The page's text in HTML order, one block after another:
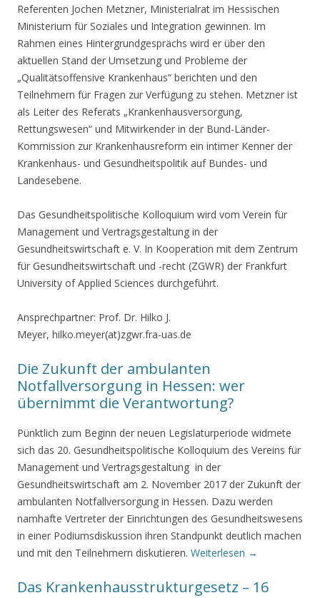
Referenten Jochen Metzner, Ministerialrat im Hessischen
Ministerium für Soziales und Integration gewinnen. Im
Rahmen eines Hintergrundgesprächs wird er über den
aktuellen Stand der Umsetzung und Probleme der
„Qualitätsoffensive Krankenhaus“ berichten und den
Teilnehmern für Fragen zur Verfügung zu stehen. Metzner ist
als Leiter des Referats „Krankenhausversorgung,
Rettungswesen“ und Mitwirkender in der Bund-Länder-
Kommission zur Krankenhausreform ein intimer Kenner der
Krankenhaus- und Gesundheitspolitik auf Bundes- und
Landesebene.
Das Gesundheitspolitische Kolloquium wird vom Verein für
Management und Vertragsgestaltung in der
Gesundheitswirtschaft e. V. In Kooperation mit dem Zentrum
für Gesundheitswirtschaft und -recht (ZGWR) der Frankfurt
University of Applied Sciences durchgeführt.
Ansprechpartner: Prof. Dr. Hilko J.
Meyer, hilko.meyer(at)zgwr.fra-uas.de
Die Zukunft der ambulanten
Notfallversorgung in Hessen: wer
übernimmt die Verantwortung?
Pünktlich zum Beginn der neuen Legislaturperiode widmete
sich das 20. Gesundheitspolitische Kolloquium des Vereins für
Management und Vertragsgestaltung in der
Gesundheitswirtschaft am 2. November 2017 der Zukunft der
ambulanten Notfallversorgung in Hessen. Dazu werden
namhafte Vertreter der Einrichtungen des Gesundheitswesens
in einer Podiumsdiskussion ihren Standpunkt deutlich machen
und mit den Teilnehmern diskutieren. Weiterlesen →
Das Krankenhausstrukturgesetz – 16